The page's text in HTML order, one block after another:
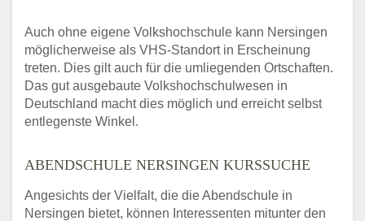
Auch ohne eigene Volkshochschule kann Nersingen
möglicherweise als VHS-Standort in Erscheinung
treten. Dies gilt auch für die umliegenden Ortschaften.
Das gut ausgebaute Volkshochschulwesen in
Deutschland macht dies möglich und erreicht selbst
entlegenste Winkel.
ABENDSCHULE NERSINGEN KURSSUCHE
Angesichts der Vielfalt, die die Abendschule in
Nersingen bietet, können Interessenten mitunter den